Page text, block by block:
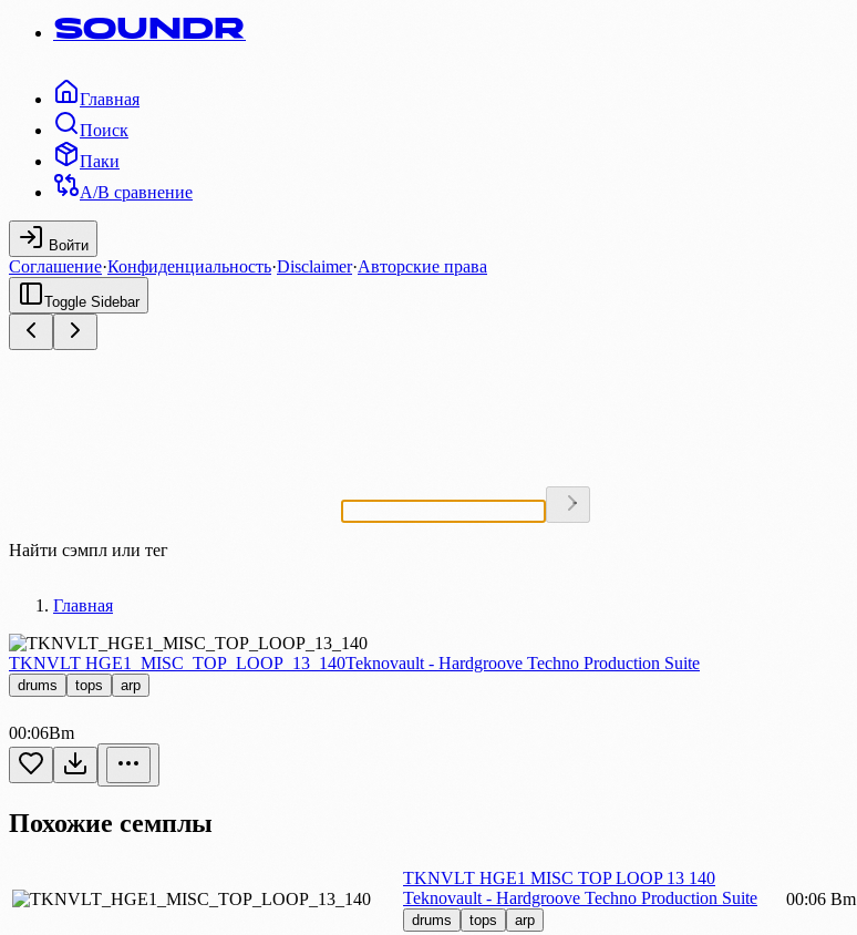
SOUNDR
Главная
Поиск
Паки
A/B сравнение
Войти
Соглашение·Конфиденциальность·Disclaimer·Авторские права
Toggle Sidebar
Найти сэмпл или тег
Главная
TKNVLT HGE1_MISC_TOP_LOOP_13_140Teknovault - Hardgroove Techno Production Suite
drums tops arp
00:06Bm
Похожие семплы
TKNVLT HGE1 MISC TOP LOOP 13 140
Teknovault - Hardgroove Techno Production Suite
drums tops arp
00:06 Bm